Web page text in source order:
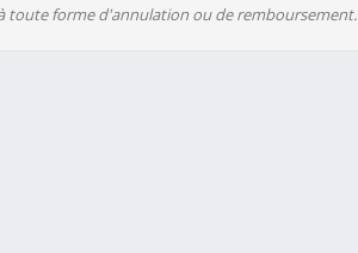
toute forme d'annulation ou de remboursement.